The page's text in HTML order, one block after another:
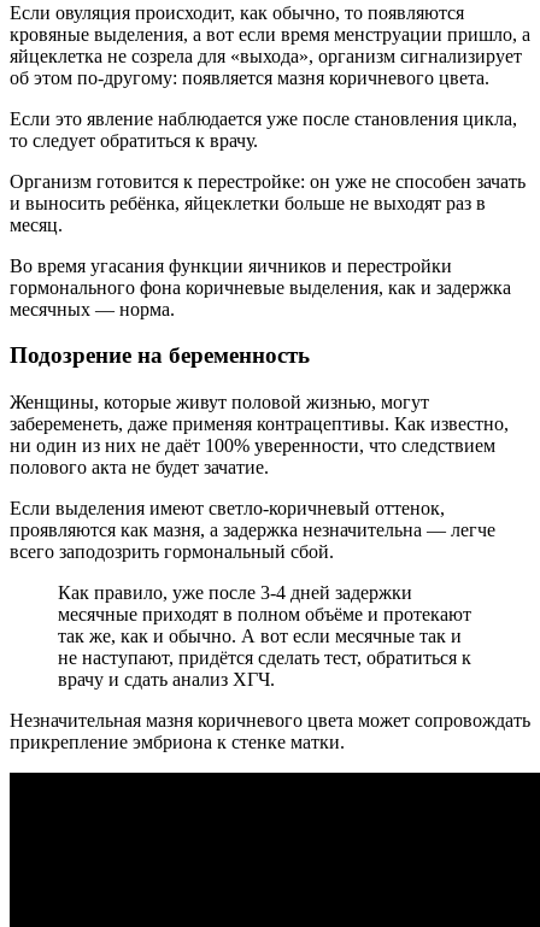
Если овуляция происходит, как обычно, то появляются
кровяные выделения, а вот если время менструации пришло, а
яйцеклетка не созрела для «выхода», организм сигнализирует
об этом по-другому: появляется мазня коричневого цвета.
Если это явление наблюдается уже после становления цикла,
то следует обратиться к врачу.
Организм готовится к перестройке: он уже не способен зачать
и выносить ребёнка, яйцеклетки больше не выходят раз в
месяц.
Во время угасания функции яичников и перестройки
гормонального фона коричневые выделения, как и задержка
месячных — норма.
Подозрение на беременность
Женщины, которые живут половой жизнью, могут
забеременеть, даже применяя контрацептивы. Как известно,
ни один из них не даёт 100% уверенности, что следствием
полового акта не будет зачатие.
Если выделения имеют светло-коричневый оттенок,
проявляются как мазня, а задержка незначительна — легче
всего заподозрить гормональный сбой.
Как правило, уже после 3-4 дней задержки
месячные приходят в полном объёме и протекают
так же, как и обычно. А вот если месячные так и
не наступают, придётся сделать тест, обратиться к
врачу и сдать анализ ХГЧ.
Незначительная мазня коричневого цвета может сопровождать
прикрепление эмбриона к стенке матки.